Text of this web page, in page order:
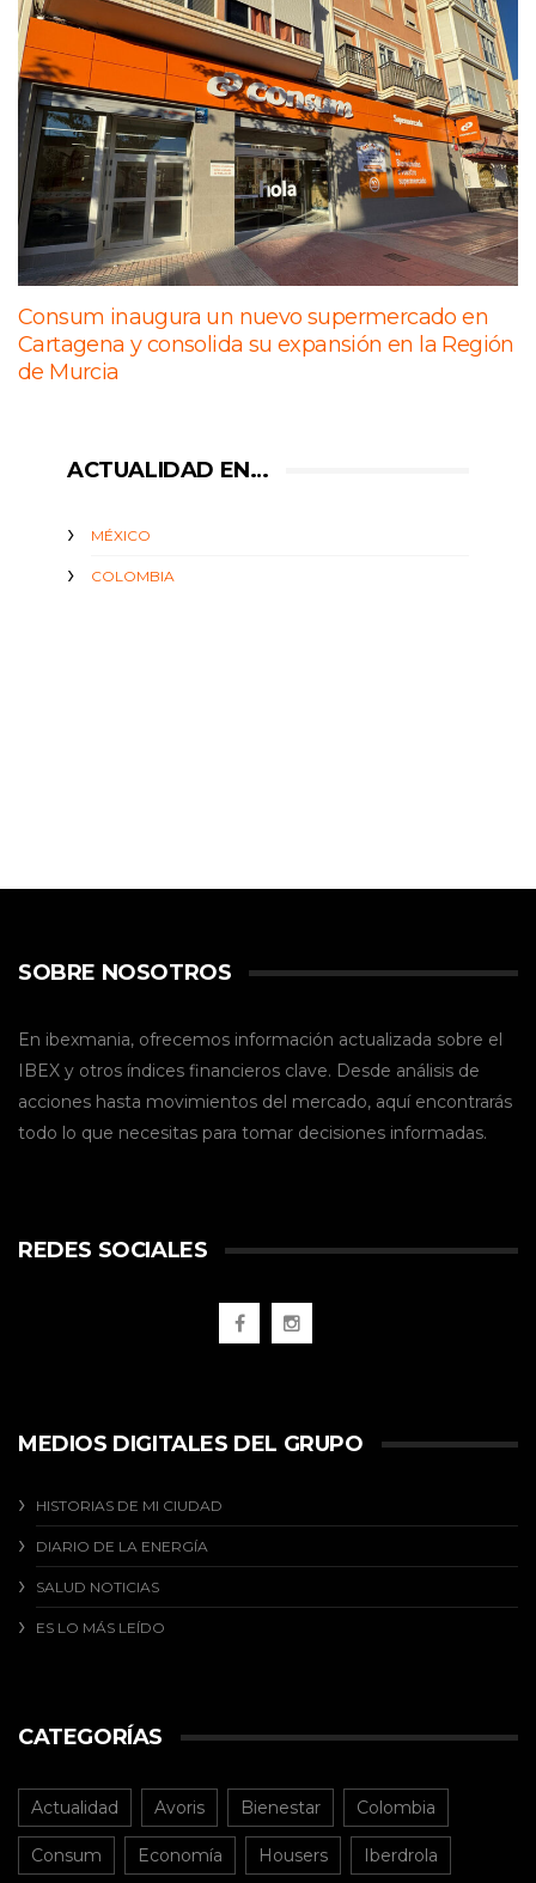
Consum inaugura un nuevo supermercado en
Cartagena y consolida su expansión en la Región
de Murcia
ACTUALIDAD EN…
MÉXICO
COLOMBIA
SOBRE NOSOTROS
En ibexmania, ofrecemos información actualizada sobre el
IBEX y otros índices financieros clave. Desde análisis de
acciones hasta movimientos del mercado, aquí encontrarás
todo lo que necesitas para tomar decisiones informadas.
REDES SOCIALES
MEDIOS DIGITALES DEL GRUPO
HISTORIAS DE MI CIUDAD
DIARIO DE LA ENERGÍA
SALUD NOTICIAS
ES LO MÁS LEÍDO
CATEGORÍAS
Actualidad Avoris Bienestar Colombia
Consum Economía Housers Iberdrola